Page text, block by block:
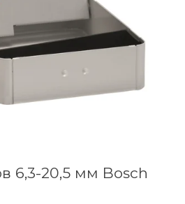
6,3-20,5 мм Bosch